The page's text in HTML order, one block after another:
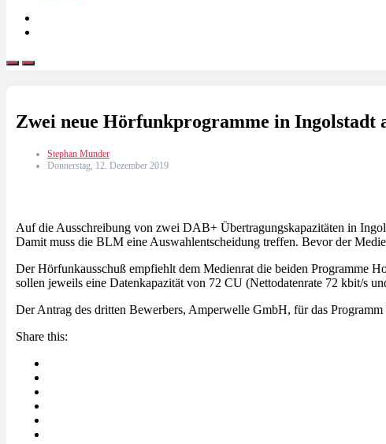
Zwei neue Hörfunkprogramme in Ingolstadt
Stephan Munder
Donnerstag, 12. Dezember 2019
Auf die Ausschreibung von zwei DAB+ Übertragungskapazitäten in
Damit muss die BLM eine Auswahlentscheidung treffen. Bevor der
Der Hörfunkausschuß empfiehlt dem Medienrat die beiden Programme
sollen jeweils eine Datenkapazität von 72 CU (Nettodatenrate 72 kbit/s
Der Antrag des dritten Bewerbers, Amperwelle GmbH, für das
Share this: